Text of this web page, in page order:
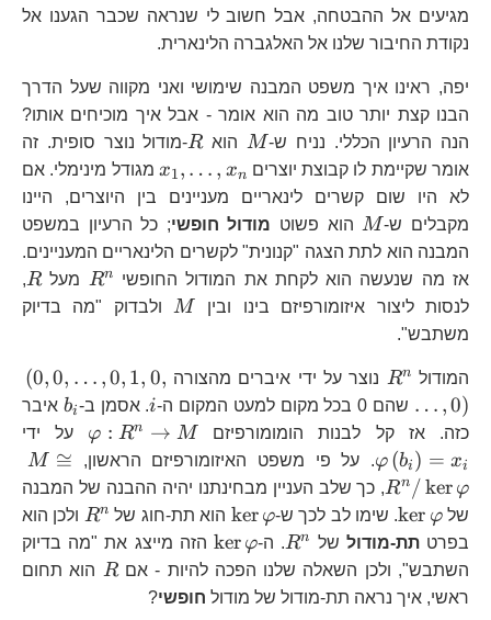
מגיעים אל ההבטחה, אבל חשוב לי שנראה שכבר הגענו אל
נקודת החיבור שלנו אל האלגברה הלינארית.
יפה, ראינו איך משפט המבנה שימושי ואני מקווה שעל הדרך
הבנו קצת יותר טוב מה הוא אומר - אבל איך מוכיחים אותו?
הנה הרעיון הכללי. נניח ש- M
M הוא R
R-מודול נוצר סופית. זה
אומר שקיימת לו קבוצת יוצרים
x1, … , xn
מגודל מינימלי. אם
לא היו שום קשרים לינאריים מעניינים בין היוצרים, היינו
מקבלים ש-
M M הוא פשוט מודול חופשי; כל הרעיון במשפט
המבנה הוא לתת הצגה "קנונית" לקשרים הלינאריים המעניינים.
אז מה שנעשה הוא לקחת את המודול החופשי
R^{n}
Rn מעל R
R
,
לנסות ליצור איזומורפיזם בינו ובין
M
M ולבדוק "מה בדיוק
משתבש".
המודול R^{n} Rn נוצר על ידי איברים מהצורה (0, 0, … ,0, 1, 0,
… ,0) שהם 0 בכל מקום למעט המקום ה- i
i. אסמן ב- b_{i}
bi
איבר
כזה. אז קל לבנות הומומורפיזם
M
φ : Rn → M על ידי
φ (bi ) = xi . על פי משפט האיזומורפיזם הראשון, M ≅
Rn /ker φ
, כך שלב העניין מבחינתנו יהיה ההבנה של המבנה
של
\ker\varphi ker φ . שימו לב לכך ש-
\ker\varphi
ker φ הוא תת-חוג של R^{n}
Rn
ולכן הוא
בפרטתת-מודול של R^{n} Rn . ה-\ker\varphi
ker φ
הזה מייצג את "מה בדיוק
השתבש", ולכן השאלה שלנו הפכה להיות - אם
R
R הוא תחום
ראשי, איך נראה תת-מודול של מודול חופשי?